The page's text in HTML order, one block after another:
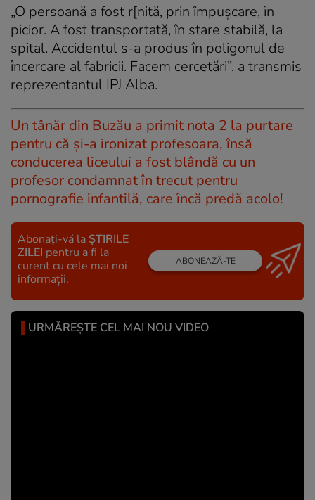
„O persoană a fost r[nită, prin împușcare, în
picior. A fost transportată, în stare stabilă, la
spital. Accidentul s-a produs în poligonul de
încercare al fabricii. Facem cercetări”, a transmis
reprezentantul IPJ Alba.
Un tânăr din Buzău a primit nota 2 la purtare
pentru că și-a ironizat profesoara, însă
conducerea liceului a fost blândă cu un
profesor condamnat în trecut pentru
pornografie infantilă, care încă predă acolo!
Abonați-vă la ȘTIRILE
ZILEI pentru a fi la
curent cu cele mai noi
informații.
ABONEAZĂ-TE
URMĂREȘTE CEL MAI NOU VIDEO